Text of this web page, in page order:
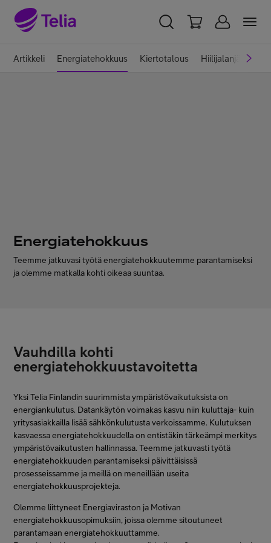
YKSITYISILLE YRITYKSILLE WHOLESALE
Medialle
Artikkeli Energiatehokkuus Kiertotalous Hiilijalanjälki
Energiatehokkuus
Teemme jatkuvasi työtä energiatehokkuutemme parantamiseksi
ja olemme matkalla kohti oikeaa suuntaa.
Vauhdilla kohti
energiatehokkuustavoitetta
Yksi Telia Finlandin suurimmista ympäristövaikutuksista on
energiankulutus. Datankäytön voimakas kasvu niin kuluttaja- kuin
yritysasiakkailla lisää sähkönkulutusta verkoissamme. Kulutuksen
kasvaessa energiatehokkuudella on entistäkin tärkeämpi merkitys
ympäristövaikutusten hallinnassa. Teemme jatkuvasti työtä
energiatehokkuuden parantamiseksi päivittäisissä
prosesseissamme ja meillä on meneillään useita
energiatehokkuusprojekteja.
Olemme liittyneet Energiaviraston ja Motivan
energiatehokkuusopimuksiin, joissa olemme sitoutuneet
parantamaan energiatehokkuuttamme.